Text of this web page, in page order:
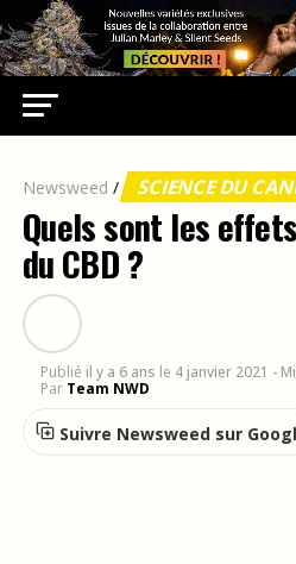
Newsweed / SCIENCE DU
Quels sont les
du CBD ?
Publié il y a 6 ans le 4 janvier 2021 -
Par Team NWD
Suivre Newsweed sur